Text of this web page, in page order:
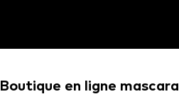
Boutique en ligne mascara